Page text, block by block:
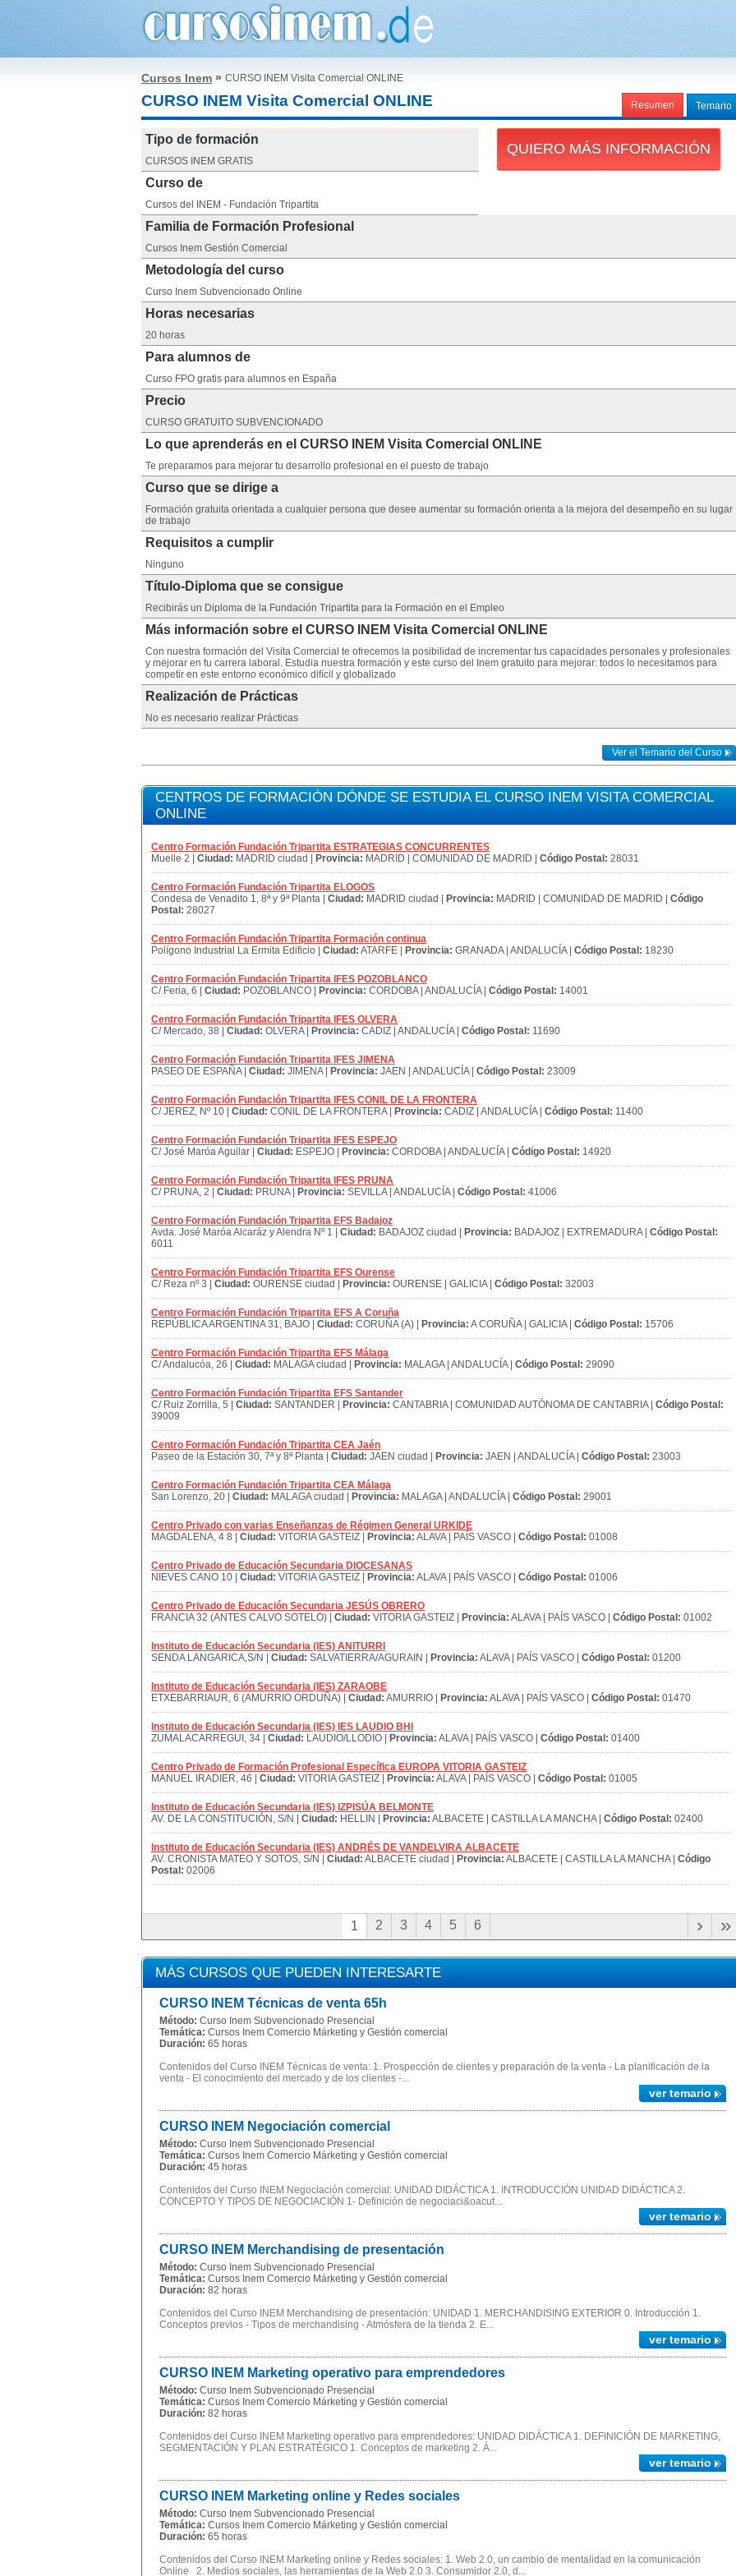
Cursos Inem » CURSO INEM Visita Comercial ONLINE
Resumen Temario
CURSO INEM Visita Comercial ONLINE
QUIERO MÁS INFORMACIÓN
Tipo de formación
CURSOS INEM GRATIS
Curso de
Cursos del INEM - Fundación Tripartita
Familia de Formación Profesional
Cursos Inem Gestión Comercial
Metodología del curso
Curso Inem Subvencionado Online
Horas necesarias
20 horas
Para alumnos de
Curso FPO gratis para alumnos en España
Precio
CURSO GRATUITO SUBVENCIONADO
Lo que aprenderás en el CURSO INEM Visita Comercial ONLINE
Te preparamos para mejorar tu desarrollo profesional en el puesto de trabajo
Curso que se dirige a
Formación gratuita orientada a cualquier persona que desee aumentar su formación orienta a la mejora del desempeño en su lugar
de trabajo
Requisitos a cumplir
Ninguno
Título-Diploma que se consigue
Recibirás un Diploma de la Fundación Tripartita para la Formación en el Empleo
Más información sobre el CURSO INEM Visita Comercial ONLINE
Con nuestra formación del Visita Comercial te ofrecemos la posibilidad de incrementar tus capacidades personales y profesionales
y mejorar en tu carrera laboral. Estudia nuestra formación y este curso del Inem gratuito para mejorar: todos lo necesitamos para
competir en este entorno económico difícil y globalizado
Realización de Prácticas
No es necesario realizar Prácticas
Ver el Temario del Curso
CENTROS DE FORMACIÓN DÓNDE SE ESTUDIA EL CURSO INEM VISITA COMERCIAL
ONLINE
Centro Formación Fundación Tripartita ESTRATEGIAS CONCURRENTES
Muelle 2 | Ciudad: MADRID ciudad | Provincia: MADRID | COMUNIDAD DE MADRID | Código Postal: 28031
Centro Formación Fundación Tripartita ELOGOS
Condesa de Venadito 1, 8ª y 9ª Planta | Ciudad: MADRID ciudad | Provincia: MADRID | COMUNIDAD DE MADRID | Código
Postal: 28027
Centro Formación Fundación Tripartita Formación continua
Polígono Industrial La Ermita Edificio | Ciudad: ATARFE | Provincia: GRANADA | ANDALUCÍA | Código Postal: 18230
Centro Formación Fundación Tripartita IFES POZOBLANCO
C/ Feria, 6 | Ciudad: POZOBLANCO | Provincia: CORDOBA | ANDALUCÍA | Código Postal: 14001
Centro Formación Fundación Tripartita IFES OLVERA
C/ Mercado, 38 | Ciudad: OLVERA | Provincia: CADIZ | ANDALUCÍA | Código Postal: 11690
Centro Formación Fundación Tripartita IFES JIMENA
PASEO DE ESPAÑA | Ciudad: JIMENA | Provincia: JAEN | ANDALUCÍA | Código Postal: 23009
Centro Formación Fundación Tripartita IFES CONIL DE LA FRONTERA
C/ JEREZ, Nº 10 | Ciudad: CONIL DE LA FRONTERA | Provincia: CADIZ | ANDALUCÍA | Código Postal: 11400
Centro Formación Fundación Tripartita IFES ESPEJO
C/ José Maróa Aguilar | Ciudad: ESPEJO | Provincia: CORDOBA | ANDALUCÍA | Código Postal: 14920
Centro Formación Fundación Tripartita IFES PRUNA
C/ PRUNA, 2 | Ciudad: PRUNA | Provincia: SEVILLA | ANDALUCÍA | Código Postal: 41006
Centro Formación Fundación Tripartita EFS Badajoz
Avda. José Maróa Alcaráz y Alendra Nº 1 | Ciudad: BADAJOZ ciudad | Provincia: BADAJOZ | EXTREMADURA | Código Postal:
6011
Centro Formación Fundación Tripartita EFS Ourense
C/ Reza nº 3 | Ciudad: OURENSE ciudad | Provincia: OURENSE | GALICIA | Código Postal: 32003
Centro Formación Fundación Tripartita EFS A Coruña
REPÚBLICA ARGENTINA 31, BAJO | Ciudad: CORUÑA (A) | Provincia: A CORUÑA | GALICIA | Código Postal: 15706
Centro Formación Fundación Tripartita EFS Málaga
C/ Andalucóa, 26 | Ciudad: MALAGA ciudad | Provincia: MALAGA | ANDALUCÍA | Código Postal: 29090
Centro Formación Fundación Tripartita EFS Santander
C/ Ruiz Zorrilla, 5 | Ciudad: SANTANDER | Provincia: CANTABRIA | COMUNIDAD AUTÓNOMA DE CANTABRIA | Código Postal:
39009
Centro Formación Fundación Tripartita CEA Jaén
Paseo de la Estación 30, 7ª y 8ª Planta | Ciudad: JAEN ciudad | Provincia: JAEN | ANDALUCÍA | Código Postal: 23003
Centro Formación Fundación Tripartita CEA Málaga
San Lorenzo, 20 | Ciudad: MALAGA ciudad | Provincia: MALAGA | ANDALUCÍA | Código Postal: 29001
Centro Privado con varias Enseñanzas de Régimen General URKIDE
MAGDALENA, 4 8 | Ciudad: VITORIA GASTEIZ | Provincia: ALAVA | PAÍS VASCO | Código Postal: 01008
Centro Privado de Educación Secundaria DIOCESANAS
NIEVES CANO 10 | Ciudad: VITORIA GASTEIZ | Provincia: ALAVA | PAÍS VASCO | Código Postal: 01006
Centro Privado de Educación Secundaria JESÚS OBRERO
FRANCIA 32 (ANTES CALVO SOTELO) | Ciudad: VITORIA GASTEIZ | Provincia: ALAVA | PAÍS VASCO | Código Postal: 01002
Instituto de Educación Secundaria (IES) ANITURRI
SENDA LANGARICA,S/N | Ciudad: SALVATIERRA/AGURAIN | Provincia: ALAVA | PAÍS VASCO | Código Postal: 01200
Instituto de Educación Secundaria (IES) ZARAOBE
ETXEBARRIAUR, 6 (AMURRIO ORDUÑA) | Ciudad: AMURRIO | Provincia: ALAVA | PAÍS VASCO | Código Postal: 01470
Instituto de Educación Secundaria (IES) IES LAUDIO BHI
ZUMALACARREGUI, 34 | Ciudad: LAUDIO/LLODIO | Provincia: ALAVA | PAÍS VASCO | Código Postal: 01400
Centro Privado de Formación Profesional Específica EUROPA VITORIA GASTEIZ
MANUEL IRADIER, 46 | Ciudad: VITORIA GASTEIZ | Provincia: ALAVA | PAÍS VASCO | Código Postal: 01005
Instituto de Educación Secundaria (IES) IZPISÚA BELMONTE
AV. DE LA CONSTITUCIÓN, S/N | Ciudad: HELLIN | Provincia: ALBACETE | CASTILLA LA MANCHA | Código Postal: 02400
Instituto de Educación Secundaria (IES) ANDRÉS DE VANDELVIRA ALBACETE
AV. CRONISTA MATEO Y SOTOS, S/N | Ciudad: ALBACETE ciudad | Provincia: ALBACETE | CASTILLA LA MANCHA | Código
Postal: 02006
1 2 3 4 5 6 »
›
MÁS CURSOS QUE PUEDEN INTERESARTE
CURSO INEM Técnicas de venta 65h
Método: Curso Inem Subvencionado Presencial
Temática: Cursos Inem Comercio Márketing y Gestión comercial
Duración: 65 horas
Contenidos del Curso INEM Técnicas de venta: 1. Prospección de clientes y preparación de la venta - La planificación de la
venta - El conocimiento del mercado y de los clientes -...
ver temario
CURSO INEM Negociación comercial
Método: Curso Inem Subvencionado Presencial
Temática: Cursos Inem Comercio Márketing y Gestión comercial
Duración: 45 horas
Contenidos del Curso INEM Negociación comercial: UNIDAD DIDÁCTICA 1. INTRODUCCIÓN UNIDAD DIDÁCTICA 2.
CONCEPTO Y TIPOS DE NEGOCIACIÓN 1- Definición de negociaci&oacut...
ver temario
CURSO INEM Merchandising de presentación
Método: Curso Inem Subvencionado Presencial
Temática: Cursos Inem Comercio Márketing y Gestión comercial
Duración: 82 horas
Contenidos del Curso INEM Merchandising de presentación: UNIDAD 1. MERCHANDISING EXTERIOR 0. Introducción 1.
Conceptos previos - Tipos de merchandising - Atmósfera de la tienda 2. E...
ver temario
CURSO INEM Marketing operativo para emprendedores
Método: Curso Inem Subvencionado Presencial
Temática: Cursos Inem Comercio Márketing y Gestión comercial
Duración: 82 horas
Contenidos del Curso INEM Marketing operativo para emprendedores: UNIDAD DIDÁCTICA 1. DEFINICIÓN DE MARKETING,
SEGMENTACIÓN Y PLAN ESTRATÉGICO 1. Conceptos de marketing 2. Á...
ver temario
CURSO INEM Marketing online y Redes sociales
Método: Curso Inem Subvencionado Presencial
Temática: Cursos Inem Comercio Márketing y Gestión comercial
Duración: 65 horas
Contenidos del Curso INEM Marketing online y Redes sociales: 1. Web 2.0, un cambio de mentalidad en la comunicación
Online 2. Medios sociales, las herramientas de la Web 2.0 3. Consumidor 2.0, d...